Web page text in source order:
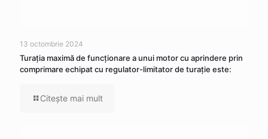
13 octombrie 2024
Turația maximă de funcționare a unui motor cu aprindere prin
comprimare echipat cu regulator-limitator de turație este:
Citeşte mai mult